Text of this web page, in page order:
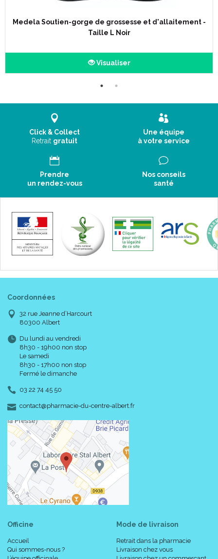
Medela Soutien-gorge de grossesse et d'allaitement -
Taille L Noir
Visualiser
Click & Collect
Retrait gratuit
Une équipe
à votre service
Prendre
un rendez-vous
Nos conseils
santé
Coordonnées
32 rue Jeanne d’Harcourt
80300 Albert
Du lundi au vendredi
8h30 - 19h00 non stop
Le samedi
8h30 - 17h00 non stop
Fermé le dimanche
03 22 74 45 50
contact-
@-
pharmacie-du-centre-albert.fr
Officine
Accueil
Qui sommes-nous ?
Mode de livraison
Retrait dans la pharmacie
Livraison chez vous